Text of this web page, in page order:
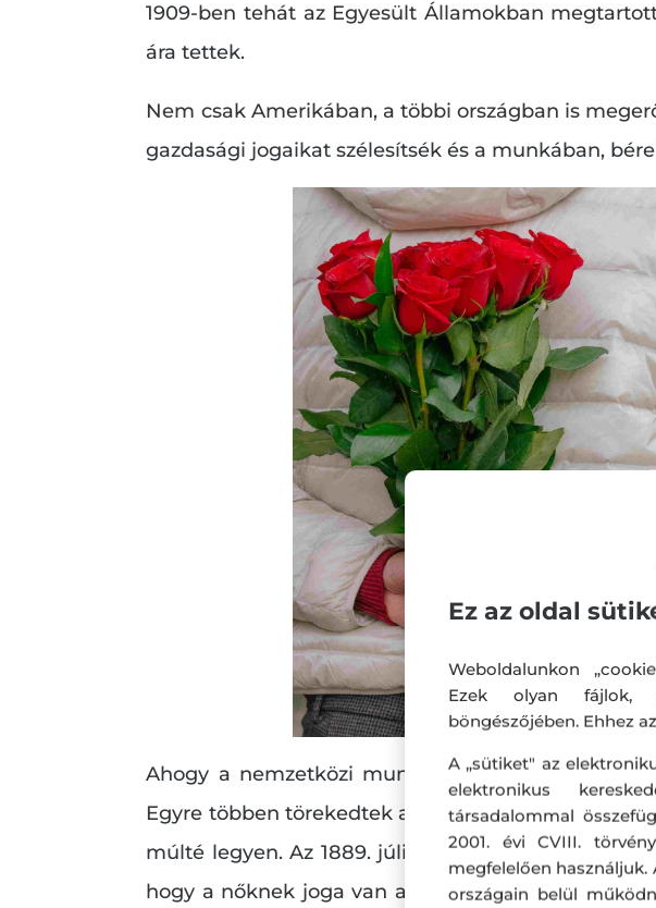
1909-ben tehát az Egyesült Államokban
ára tettek.
Nem csak Amerikában, a többi országban is
gazdasági jogaikat szélesítsék és a munkában,
Ahogy a nemzetközi munkásmozgalom
Egyre többen törekedtek arra, hogy az
múlté legyen. Az 1889. július 14-én kezdődő II.
hogy a nőknek joga van a munkához, továbbá
Ez az oldal
Weboldalunkon
Ezek olyan fájlok,
böngészőjében. Ehhez
A „sütiket" az
elektronikus
társadalommal
2001. évi CVIII.
megfelelően használjuk.
országain belül